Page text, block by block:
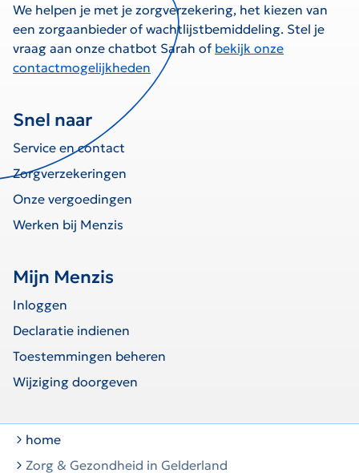
We helpen je met je zorgverzekering, het kiezen van
een zorgaanbieder of wachtlijstbemiddeling. Stel je
vraag aan onze chatbot Sarah of bekijk onze
contactmogelijkheden
Snel naar
Service en contact
Zorgverzekeringen
Onze vergoedingen
Werken bij Menzis
Mijn Menzis
Inloggen
Declaratie indienen
Toestemmingen beheren
Wijziging doorgeven
home
Zorg & Gezondheid in Gelderland